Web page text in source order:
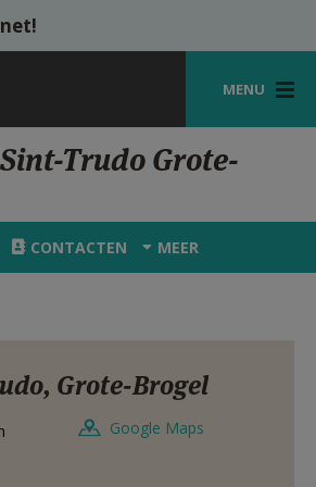
inhoud gaan
MENU
OF REGISTREREN
Trudo Grote-
CONTACTEN MEER
Grote-Brogel
Google Maps